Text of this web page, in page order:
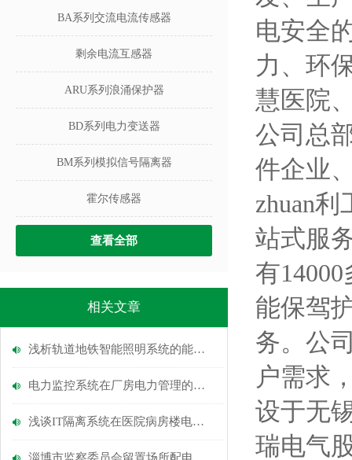
BA系列交流电流传感器
剩余电流互感器
ARU系列浪涌保护器
BD系列电力变送器
BM系列模拟信号隔离器
霍尔传感器
查看全部
相关文章
浅析轨道地铁智能照明系统的能耗分析及节能优化措施
电力监控系统在厂房电力管理的应用
浅谈IT隔离系统在医院病房楼电源中的应用
电安全
力、环
慧医院
公司总
件企业
zhuan
站式服
有
能保驾
务。公
户需求
设于无
瑞电气